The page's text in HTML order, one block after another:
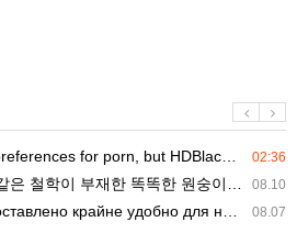
02:36
for porn, but HDBlackAss ha…
08.10
부재한 똑똑한 원숭이에게 있다는게 문제.
08.07
крайне удобно для нашего часово…